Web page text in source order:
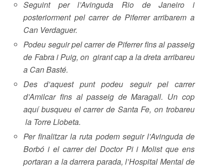
Seguint per l’Avinguda Rio de Janeiro i
posteriorment pel carrer de Piferrer arribarem a
Can Verdaguer.
Podeu seguir pel carrer de Piferrer fins al passeig
de Fabra i Puig, on girant cap a la dreta arribareu
a Can Basté.
Des d’aquest punt podeu seguir pel carrer
d’Amilcar fins al passeig de Maragall. Un cop
aquí busqueu el carrer de Santa Fe, on trobareu
la Torre Llobeta.
Per finalitzar la ruta podem seguir l’Avinguda de
Borbó i el carrer del Doctor Pi i Molist que ens
portaran a la darrera parada, l’Hospital Mental de